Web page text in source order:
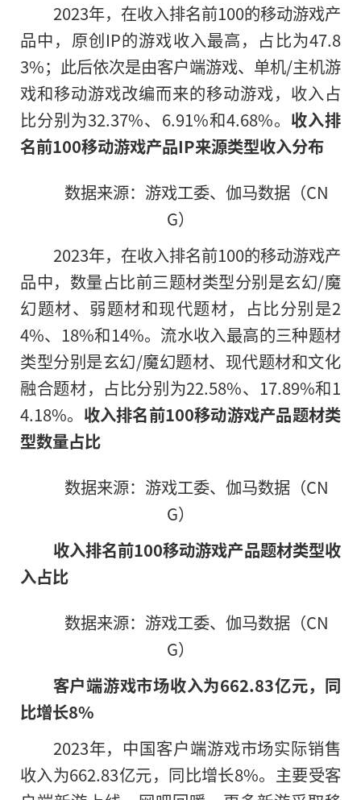
2023年，在收入排名前100的移动游戏产
品中，原创IP的游戏收入最高，占比为47.8
3%；此后依次是由客户端游戏、单机/主机游
戏和移动游戏改编而来的移动游戏，收入占
比分别为32.37%、6.91%和4.68%。 收入排
名前100移动游戏产品IP来源类型收入分布
数据来源：游戏工委、伽马数据（CN
G）
2023年，在收入排名前100的移动游戏产
品中，数量占比前三题材类型分别是玄幻/魔
幻题材、弱题材和现代题材，占比分别是2
4%、18%和14%。流水收入最高的三种题材
类型分别是玄幻/魔幻题材、现代题材和文化
融合题材，占比分别为22.58%、17.89%和1
4.18%。 收入排名前100移动游戏产品题材类
型数量占比
数据来源：游戏工委、伽马数据（CN
G）
收入排名前100移动游戏产品题材类型收
入占比
数据来源：游戏工委、伽马数据（CN
G）
客户端游戏市场收入为662.83亿元，同
比增长8%
2023年，中国客户端游戏市场实际销售
收入为662.83亿元，同比增长8%。主要受客